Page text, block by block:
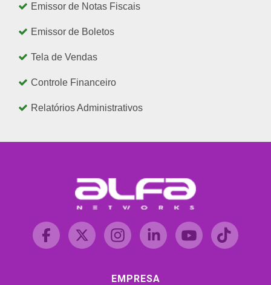
Emissor de Notas Fiscais
Emissor de Boletos
Tela de Vendas
Controle Financeiro
Relatórios Administrativos
EMPRESA